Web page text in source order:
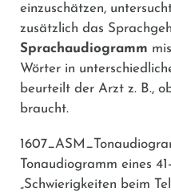
einzuschätzen,
zusätzlich das
Sprachaudiogramm
Wörter in
beurteilt der Arzt z. B.,
braucht.
Tonaudiogramm eines
„Schwierigkeiten beim